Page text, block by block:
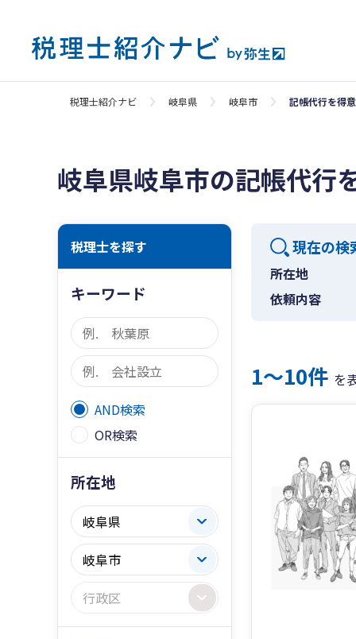
税理士紹介ナビ 岐阜県 岐阜市 記帳代行を得
岐阜県岐阜市の記帳代行
税理士を探す
キーワード
AND検索
OR検索
所在地
現在の検
所在地
依頼内容
1〜10件 を